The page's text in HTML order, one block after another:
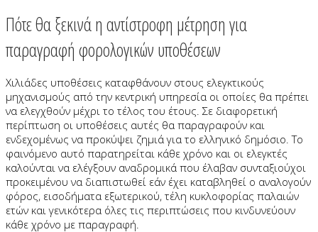
Πότε θα ξεκινά η αντίστροφη μέτρηση για
παραγραφή φορολογικών υποθέσεων
Χιλιάδες υποθέσεις καταφθάνουν στους ελεγκτικούς
μηχανισμούς από την κεντρική υπηρεσία οι οποίες θα πρέπει
να ελεγχθούν μέχρι το τέλος του έτους. Σε διαφορετική
περίπτωση οι υποθέσεις αυτές θα παραγραφούν και
ενδεχομένως να προκύψει ζημιά για το ελληνικό δημόσιο. Το
φαινόμενο αυτό παρατηρείται κάθε χρόνο και οι ελεγκτές
καλούνται να ελέγξουν αναδρομικά που έλαβαν συνταξιούχοι
προκειμένου να διαπιστωθεί εάν έχει καταβληθεί ο αναλογούν
φόρος, εισοδήματα εξωτερικού, τέλη κυκλοφορίας παλαιών
ετών και γενικότερα όλες τις περιπτώσεις που κινδυνεύουν
κάθε χρόνο με παραγραφή.